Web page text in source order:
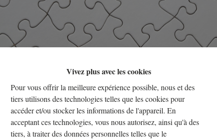
Vivez plus avec les cookies
Pour vous offrir la meilleure expérience possible, nous et des
tiers utilisons des technologies telles que les cookies pour
accéder et/ou stocker les informations de l'appareil. En
acceptant ces technologies, vous nous autorisez, ainsi qu'à des
tiers, à traiter des données personnelles telles que le
Oups, cette page n'existe plus